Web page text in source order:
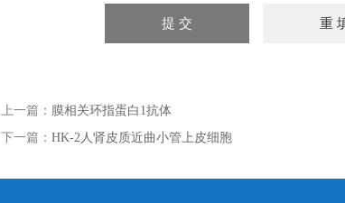
上一篇： 膜相关环指蛋白1抗体
下一篇： HK-2人肾皮质近曲小管上皮细胞